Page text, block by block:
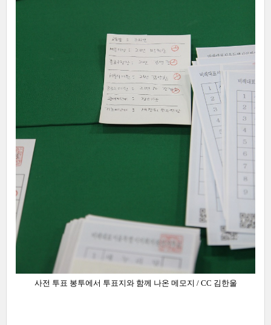
사전 투표 봉투에서 투표지와 함께 나온 메모지 / CC 김한울